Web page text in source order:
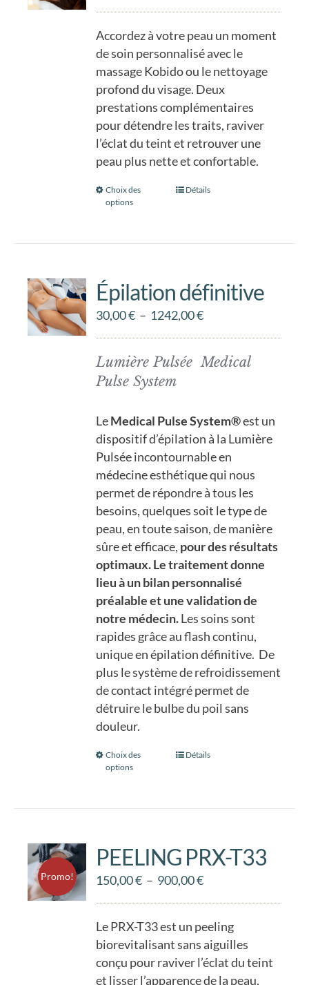
être
sur
la
page
du
produit
80,00 €
à
110,00 €
Accordez à votre peau un moment
de soin personnalisé avec le
massage Kobido ou le nettoyage
profond du visage. Deux
prestations complémentaires
pour détendre les traits, raviver
l’éclat du teint et retrouver une
peau plus nette et confortable.
Choix des
options
Ce
Les
options
peuvent
être
choisies
sur
la
du
produit
Détails
Épilation définitive
30,00€ – 1242,00€Plage
30,00 €
Lumière Pulsée Medical
Pulse System
LeMedical Pulse System®est un
dispositif d’épilation à la Lumière
Pulsée incontournable en
médecine esthétique qui nous
permet de répondre à tous les
besoins, quelques soit le type de
peau, en toute saison, de manière
sûre et efficace, pour des résultats
optimaux.Le traitement donne
lieu à un bilan personnalisé
préalable et une validation de
notre médecin.Les soins sont
rapides grâce au flash continu,
unique en épilation définitive. De
plus le système de refroidissement
de contact intégré permet de
détruire le bulbe du poil sans
douleur.
Choix des
options
Ce
Les
options
peuvent
être
choisies
la
Détails
Promo!
PEELING PRX-T33
150,00€ – 900,00€Plage
150,00 €
à
900,00 €
Le PRX-T33 est un peeling
biorevitalisant sans aiguilles
conçu pour raviver l’éclat du teint
et lisser l’apparence de la peau,